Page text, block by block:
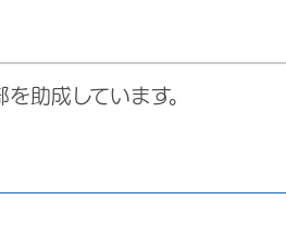
助成しています。